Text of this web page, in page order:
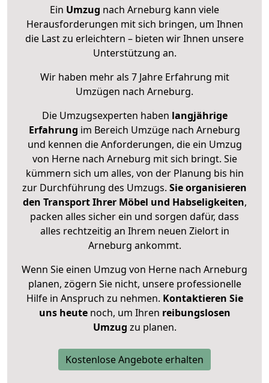
Ein Umzug nach Arneburg kann viele
Herausforderungen mit sich bringen, um Ihnen
die Last zu erleichtern – bieten wir Ihnen unsere
Unterstützung an.
Wir haben mehr als 7 Jahre Erfahrung mit
Umzügen nach Arneburg.
Die Umzugsexperten haben langjährige
Erfahrung im Bereich Umzüge nach Arneburg
und kennen die Anforderungen, die ein Umzug
von Herne nach Arneburg mit sich bringt. Sie
kümmern sich um alles, von der Planung bis hin
zur Durchführung des Umzugs. Sie organisieren
den Transport Ihrer Möbel und Habseligkeiten,
packen alles sicher ein und sorgen dafür, dass
alles rechtzeitig an Ihrem neuen Zielort in
Arneburg ankommt.
Wenn Sie einen Umzug von Herne nach Arneburg
planen, zögern Sie nicht, unsere professionelle
Hilfe in Anspruch zu nehmen. Kontaktieren Sie
uns heutenoch, um Ihren reibungslosen
Umzug zu planen.
Kostenlose Angebote erhalten